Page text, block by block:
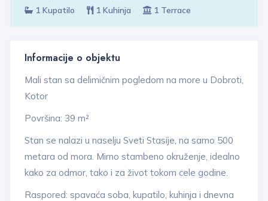
1 Kupatilo
1 Kuhinja 1 Terrace
Informacije o objektu
Mali stan sa delimičnim pogledom na more u Dobroti,
Kotor
Površina: 39 m²
Stan se nalazi u naselju Sveti Stasije, na samo 500
metara od mora. Mirno stambeno okruženje, idealno
kako za odmor, tako i za život tokom cele godine.
Raspored: spavaća soba, kupatilo, kuhinja i dnevna